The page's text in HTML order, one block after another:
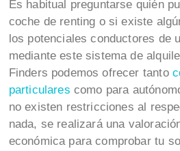
Es habitual preguntarse quién
coche de renting o si existe
los potenciales conductores de
mediante este sistema de
Finders podemos ofrecer tanto
particulares como para
no existen restricciones al
nada, se realizará una
económica para comprobar tu